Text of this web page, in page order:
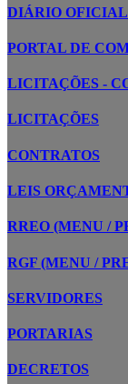
DIÁRIO OFICIAL
PORTAL DE
LICITAÇÕES -
LICITAÇÕES
CONTRATOS
LEIS
RREO (MENU /
RGF (MENU /
SERVIDORES
PORTARIAS
DECRETOS